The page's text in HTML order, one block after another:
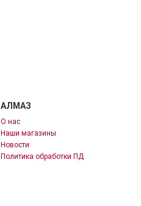
АЛМАЗ
О нас
Наши магазины
Новости
Политика обработки ПД